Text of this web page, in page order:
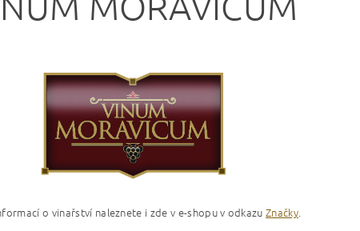
o vinařství naleznete i zde v e-shopu v odkazuZnačky.